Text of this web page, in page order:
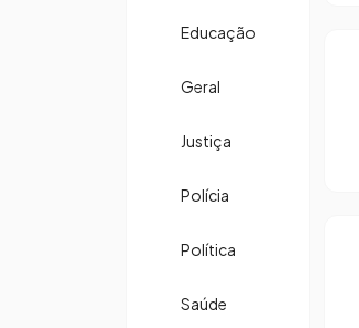
Educação
Geral
Justiça
Polícia
Política
Saúde